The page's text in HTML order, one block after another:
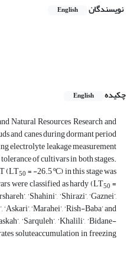
نویسندگان English
چکیده
English
Natural Resources Research and
and canes during dormant period
electrolyte leakage measurement
of cultivars in both stages.
(LT50 = -26.5 ºC) in this stage was
were classified as hardy (LT50 =
‘Shahini’, ‘Shirazi’, ‘Gaznei’,
‘Askari’, ‘Marahei’, ‘Rish-Baba’ and
‘Sarquleh’, ‘Khalili’, ‘Bidane-
soluteaccumulation in freezing